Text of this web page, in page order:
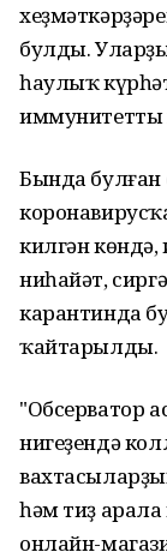
булды.
һаулыҡ
иммунитетты
Бында булған
килгән көндә,
ниһайәт,
карантинда
ҡайтарылды.
"Обсерватор
нигеҙендә
һәм тиҙ арала
онлайн-